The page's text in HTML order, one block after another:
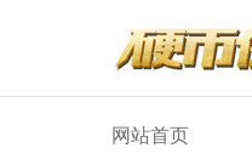
网站首页